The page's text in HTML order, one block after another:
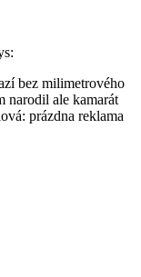
bez milimetrového
narodil ale kamarát
prázdna reklama